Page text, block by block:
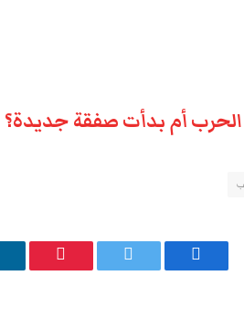
الحرب أم بدأت صفقة جديدة؟
فيسبوك تويتر بينتيريست